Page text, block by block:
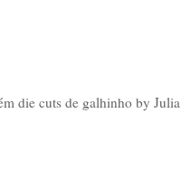
die cuts de galhinho by Julia